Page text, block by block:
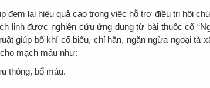
lại hiệu quả cao trong việc hỗ trợ điều trị hội
linh được nghiên cứu ứng dụng từ bài thuốc cổ
giúp bổ khí cố biểu, chỉ hãn, ngăn ngừa ngoại tà
mạch máu như:
thông, bổ máu.